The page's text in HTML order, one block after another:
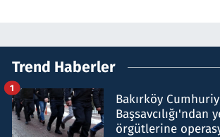
Trend Haberler
Bakırköy
Başsavcılığı'ndan
örgütlerine
1